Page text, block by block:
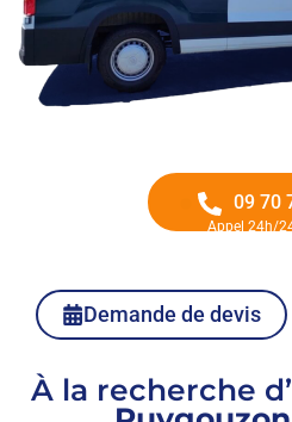
09 70
Appel 24h/
Demande de devis
À la recherche